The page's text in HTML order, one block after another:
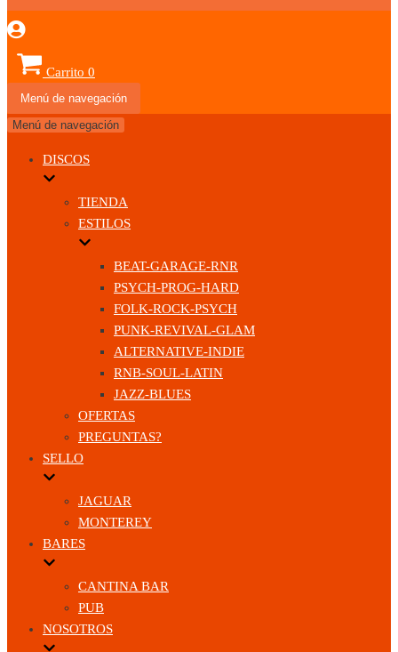
Carrito 0
Menú de navegación
Menú de navegación
DISCOS
TIENDA
ESTILOS
BEAT-GARAGE-RNR
PSYCH-PROG-HARD
FOLK-ROCK-PSYCH
PUNK-REVIVAL-GLAM
ALTERNATIVE-INDIE
RNB-SOUL-LATIN
JAZZ-BLUES
OFERTAS
PREGUNTAS?
SELLO
JAGUAR
MONTEREY
BARES
CANTINA BAR
PUB
NOSOTROS